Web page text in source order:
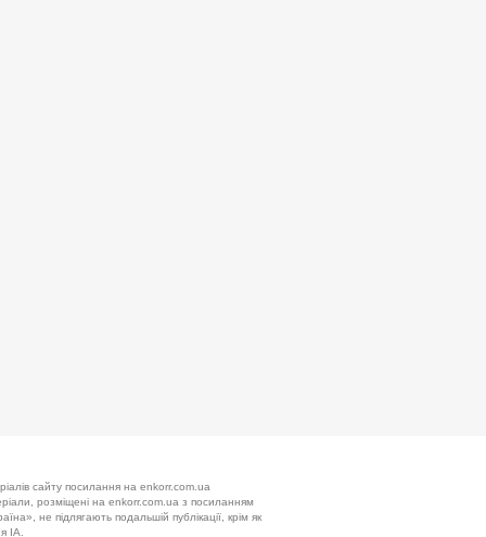
сайту посилання на enkorr.com.ua
розміщені на enkorr.com.ua з посиланням
не підлягають подальшій публікації, крім як
ІА.